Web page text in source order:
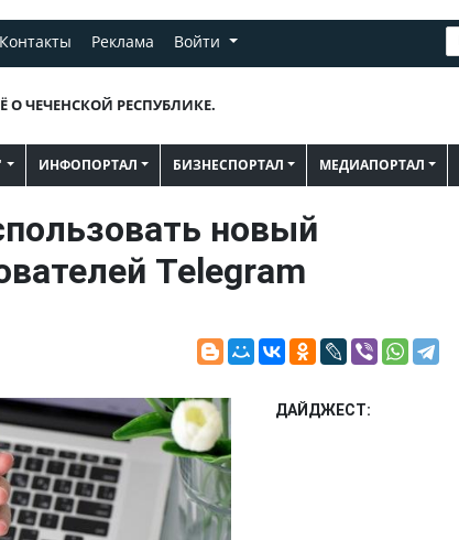
Контакты Реклама Войти
О ЧЕЧЕНСКОЙ РЕСПУБЛИКЕ.
ИНФОПОРТАЛ БИЗНЕСПОРТАЛ МЕДИАПОРТАЛ
новый
Telegram
ДАЙДЖЕСТ: